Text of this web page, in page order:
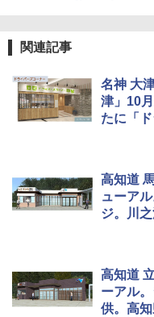
￥
ポイ
可能
ンパ
ア/オ
関連記事
名神 大
津」10
たに「
高知道
ューア
ジ。川
高知道
ーアル
供。高